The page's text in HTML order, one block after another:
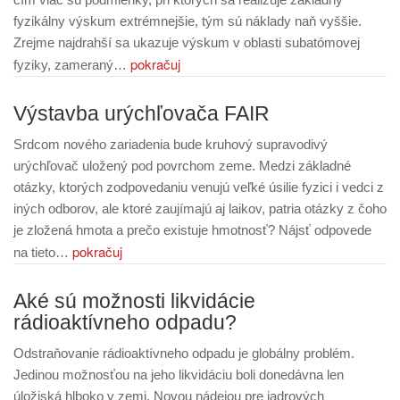
fyzikálny výskum extrémnejšie, tým sú náklady naň vyššie.
Zrejme najdrahší sa ukazuje výskum v oblasti subatómovej
fyziky, zameraný… pokračuj
Výstavba urýchľovača FAIR
Srdcom nového zariadenia bude kruhový supravodivý
urýchľovač uložený pod povrchom zeme. Medzi základné
otázky, ktorých zodpovedaniu venujú veľké úsilie fyzici i vedci z
iných odborov, ale ktoré zaujímajú aj laikov, patria otázky z čoho
je zložená hmota a prečo existuje hmotnosť? Nájsť odpovede
na tieto… pokračuj
Aké sú možnosti likvidácie
rádioaktívneho odpadu?
Odstraňovanie rádioaktívneho odpadu je globálny problém.
Jedinou možnosťou na jeho likvidáciu boli donedávna len
úložiská hlboko v zemi. Novou nádejou pre jadrových